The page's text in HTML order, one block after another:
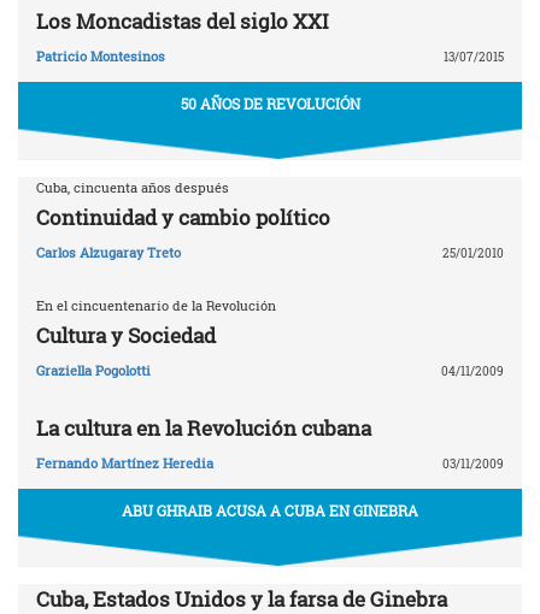
Los Moncadistas del siglo XXI
Patricio Montesinos 13/07/2015
50 AÑOS DE REVOLUCIÓN
Cuba, cincuenta años después
Continuidad y cambio político
Carlos Alzugaray Treto 25/01/2010
En el cincuentenario de la Revolución
Cultura y Sociedad
Graziella Pogolotti 04/11/2009
La cultura en la Revolución cubana
Fernando Martínez Heredia 03/11/2009
ABU GHRAIB ACUSA A CUBA EN GINEBRA
Cuba, Estados Unidos y la farsa de Ginebra